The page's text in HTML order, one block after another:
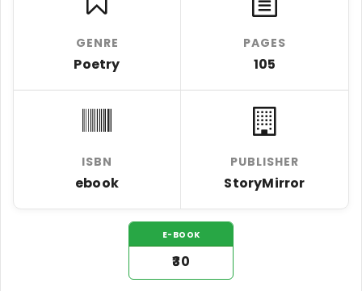
GENRE
Poetry
PAGES
105
ISBN
ebook
PUBLISHER
StoryMirror
E-BOOK
₹30